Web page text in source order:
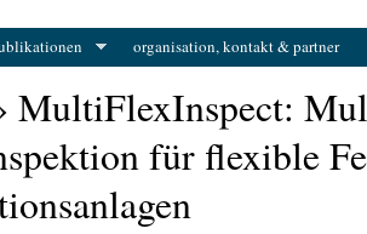
organisation, kontakt & partner
MultiFlexInspect:
für flexible